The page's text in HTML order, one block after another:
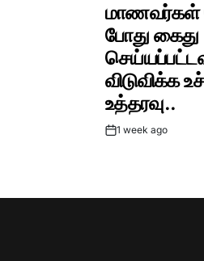
மாணவர்கள்
போது கைது
விடுவிக்க
உத்தரவு..
Post1 week ago